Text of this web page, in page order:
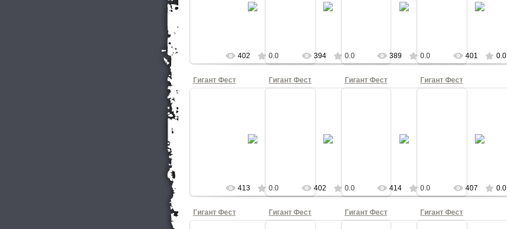
Папин Олимпос
402 0.0
Папин Олимпос
394 0.0
Папин Олимпос
389 0.0
Папин Олимпос
401 0.0
Гигант Фест
Папин Олимпос
413 0.0
Гигант Фест
Папин Олимпос
402 0.0
Гигант Фест
Папин Олимпос
414 0.0
Гигант Фест
Папин Олимпос
407 0.0
Гигант Фест Гигант Фест Гигант Фест Гигант Фест